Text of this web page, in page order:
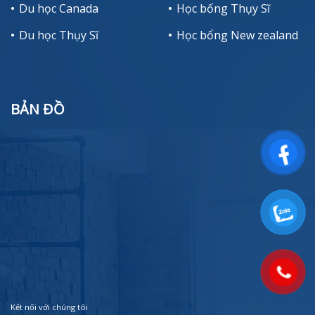
Du học Canada
Du học Thụy Sĩ
Học bổng Thụy Sĩ
Học bổng New zealand
BẢN ĐỒ
Kết nối với chúng tôi